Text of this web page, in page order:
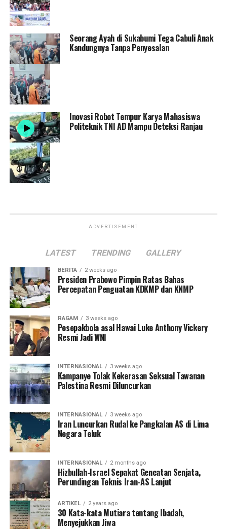
Seorang Ayah di Sukabumi Tega Cabuli Anak
Kandungnya Tanpa Penyesalan
Inovasi Robot Tempur Karya Mahasiswa
Politeknik TNI AD Mampu Deteksi Ranjau
ADVERTISEMENT
LATEST TRENDING GALLERY
BERITA 2 weeks ago
Presiden Prabowo Pimpin Ratas Bahas
Percepatan Penguatan KDKMP dan KNMP
RAGAM 3 weeks ago
Pesepakbola asal Hawai Luke Anthony Vickery
Resmi Jadi WNI
INTERNASIONAL 3 weeks ago
Kampanye Tolak Kekerasan Seksual Tawanan
Palestina Resmi Diluncurkan
INTERNASIONAL 3 weeks ago
Iran Luncurkan Rudal ke Pangkalan AS di Lima
Negara Teluk
INTERNASIONAL 2 months ago
Hizbullah-Israel Sepakat Gencatan Senjata,
Perundingan Teknis Iran-AS Lanjut
ARTIKEL 2 years ago
30 Kata-kata Mutiara tentang Ibadah,
Menyejukkan Jiwa